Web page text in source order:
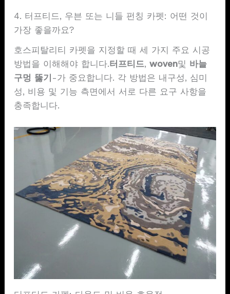
4. 터프티드, 우븐 또는 니들 펀칭 카펫: 어떤 것이
가장 좋을까요?
호스피탈리티 카펫을 지정할 때 세 가지 주요 시공
방법을 이해해야 합니다.터프티드, woven및 바늘
구멍 뚫기 -가 중요합니다. 각 방법은 내구성, 심미
성, 비용 및 기능 측면에서 서로 다른 요구 사항을
충족합니다.